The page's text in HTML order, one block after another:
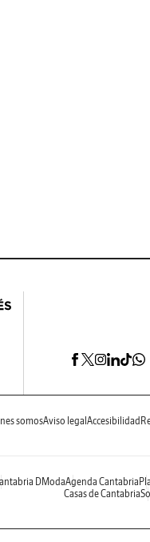
somosAviso legal Accesibilidad
DModaAgenda Cantabria
Casas de Cantabria